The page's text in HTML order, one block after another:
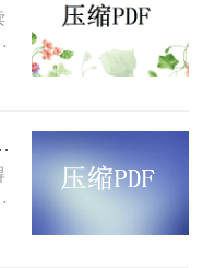
用压缩方法！